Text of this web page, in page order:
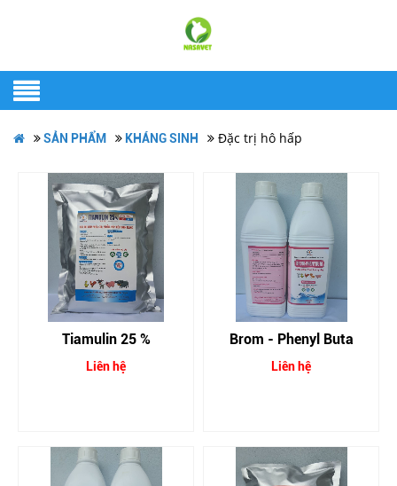
SẢN PHẨM KHÁNG SINH Đặc trị hô hấp
Tiamulin 25 %
Liên hệ
Brom - Phenyl Buta
Liên hệ